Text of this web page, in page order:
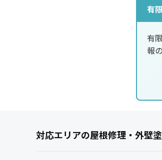
有
有
報
対応エリアの屋根修理・外壁